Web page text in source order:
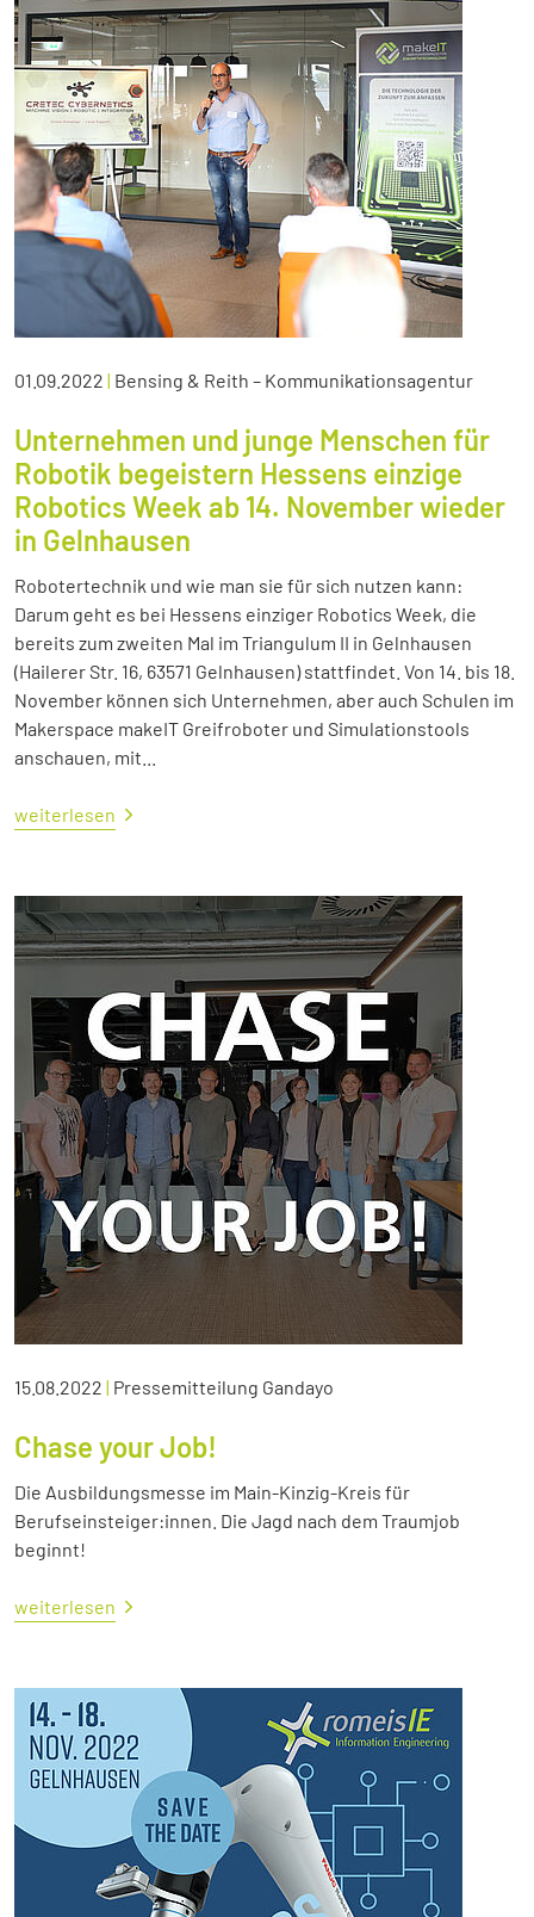
01.09.2022 | Bensing & Reith – Kommunikationsagentur
Unternehmen und junge Menschen für
Robotik begeistern Hessens einzige
Robotics Week ab 14. November wieder
in Gelnhausen
Robotertechnik und wie man sie für sich nutzen kann:
Darum geht es bei Hessens einziger Robotics Week, die
bereits zum zweiten Mal im Triangulum II in Gelnhausen
(Hailerer Str. 16, 63571 Gelnhausen) stattfindet. Von 14. bis 18.
November können sich Unternehmen, aber auch Schulen im
Makerspace makeIT Greifroboter und Simulationstools
anschauen, mit...
weiterlesen
15.08.2022 | Pressemitteilung Gandayo
Chase your Job!
Die Ausbildungsmesse im Main-Kinzig-Kreis für
Berufseinsteiger:innen. Die Jagd nach dem Traumjob
beginnt!
weiterlesen